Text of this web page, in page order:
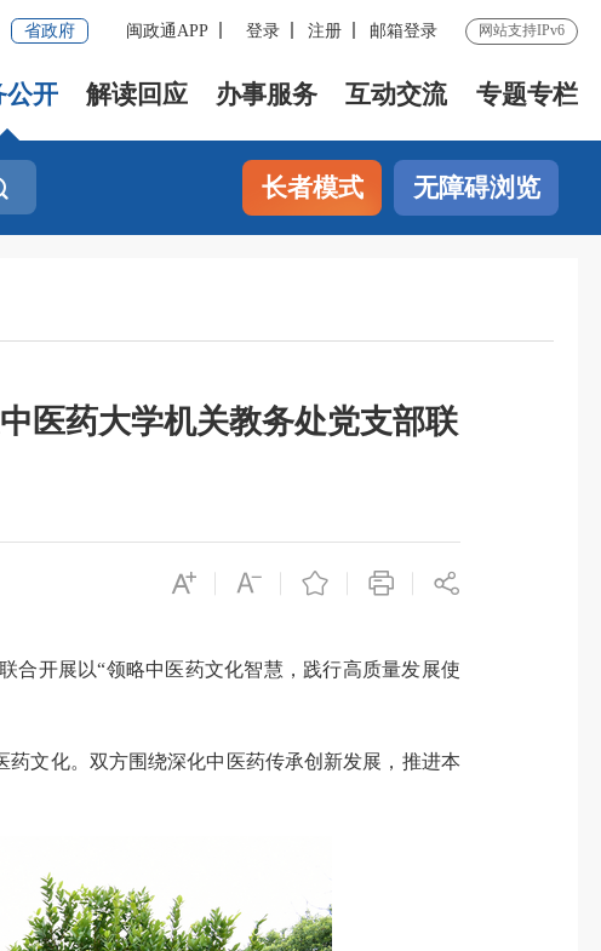
省政府 闽政通APP 登录 注册 邮箱登录 网站支持IPv6
公开 解读回应 办事服务 互动交流 专题专栏
长者模式 无障碍浏览
医药大学机关教务处党支部联
开展以“领略中医药文化智慧，践行高质量发展使
文化。双方围绕深化中医药传承创新发展，推进本